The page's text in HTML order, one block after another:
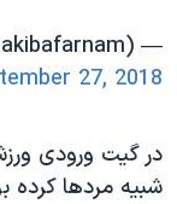
— Farnam Shakibafar (@shakibafarnam)
27, 2018
در گیت ورودی
شبیه مردها کرده